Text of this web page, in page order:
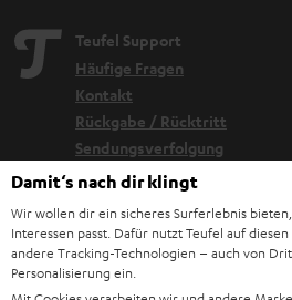
Teufel Support
Häufige Fragen
Kontakt
Rückgabe / Rücktritt
Sendungsverfolgung
Store Finder
Erlebe unsere Produkte
im Store beraten.
Damit‘s nach dir klingt
Wir wollen dir ein sicheres Surferlebnis
Interessen passt. Dafür nutzt Teufel auf
andere Tracking-Technologien – auch von
Personalisierung ein.